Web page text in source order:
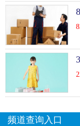
样的生活让我感
顾了家里的大小
清了，还买了车
商带给我的。
在做微商之前，我
top7 如何寻找微
钱。但是对于微商
频道查询入口